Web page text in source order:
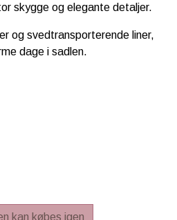
skygge og elegante detaljer.
og svedtransporterende liner,
dage i sadlen.
kan købes igen